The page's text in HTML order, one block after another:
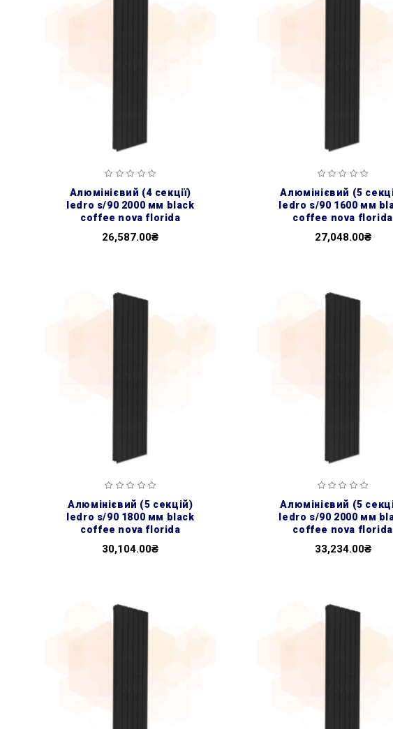
алюмінієвий (4 секції)
ledro s/90 2000 мм black
coffee nova florida
26,587.00₴
алюмінієвий (5 секцій)
ledro s/90 1600 мм
coffee nova florida
27,048.00₴
алюмінієвий (5 секцій)
ledro s/90 1800 мм black
coffee nova florida
30,104.00₴
алюмінієвий (5 секцій)
ledro s/90 2000 мм
coffee nova florida
33,234.00₴